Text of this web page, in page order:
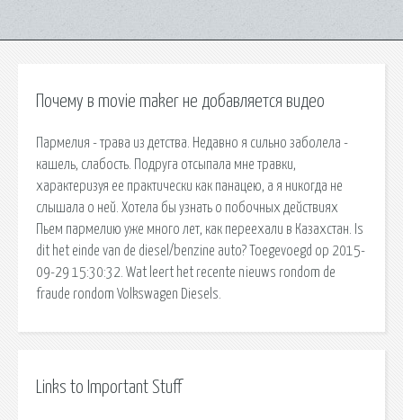
Почему в movie maker не добавляется видео
Пармелия - трава из детства. Недавно я сильно заболела -
кашель, слабость. Подруга отсыпала мне травки,
характеризуя ее практически как панацею, а я никогда не
слышала о ней. Хотела бы узнать о побочных действиях
Пьем пармелию уже много лет, как переехали в Казахстан. Is
dit het einde van de diesel/benzine auto? Toegevoegd op 2015-
09-29 15:30:32. Wat leert het recente nieuws rondom de
fraude rondom Volkswagen Diesels.
Links to Important Stuff